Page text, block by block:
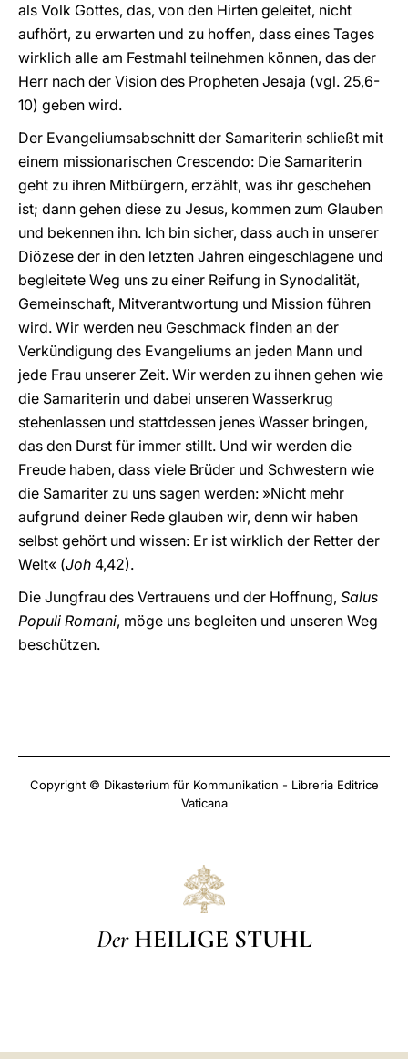
als Volk Gottes, das, von den Hirten geleitet, nicht
aufhört, zu erwarten und zu hoffen, dass eines Tages
wirklich alle am Festmahl teilnehmen können, das der
Herr nach der Vision des Propheten Jesaja (vgl. 25,6-
10) geben wird.
Der Evangeliumsabschnitt der Samariterin schließt mit
einem missionarischen Crescendo: Die Samariterin
geht zu ihren Mitbürgern, erzählt, was ihr geschehen
ist; dann gehen diese zu Jesus, kommen zum Glauben
und bekennen ihn. Ich bin sicher, dass auch in unserer
Diözese der in den letzten Jahren eingeschlagene und
begleitete Weg uns zu einer Reifung in Synodalität,
Gemeinschaft, Mitverantwortung und Mission führen
wird. Wir werden neu Geschmack finden an der
Verkündigung des Evangeliums an jeden Mann und
jede Frau unserer Zeit. Wir werden zu ihnen gehen wie
die Samariterin und dabei unseren Wasserkrug
stehenlassen und stattdessen jenes Wasser bringen,
das den Durst für immer stillt. Und wir werden die
Freude haben, dass viele Brüder und Schwestern wie
die Samariter zu uns sagen werden: »Nicht mehr
aufgrund deiner Rede glauben wir, denn wir haben
selbst gehört und wissen: Er ist wirklich der Retter der
Welt« (Joh 4,42).
Die Jungfrau des Vertrauens und der Hoffnung, Salus
Populi Romani, möge uns begleiten und unseren Weg
beschützen.
Copyright © Dikasterium für Kommunikation - Libreria Editrice
Vaticana
Der HEILIGE STUHL